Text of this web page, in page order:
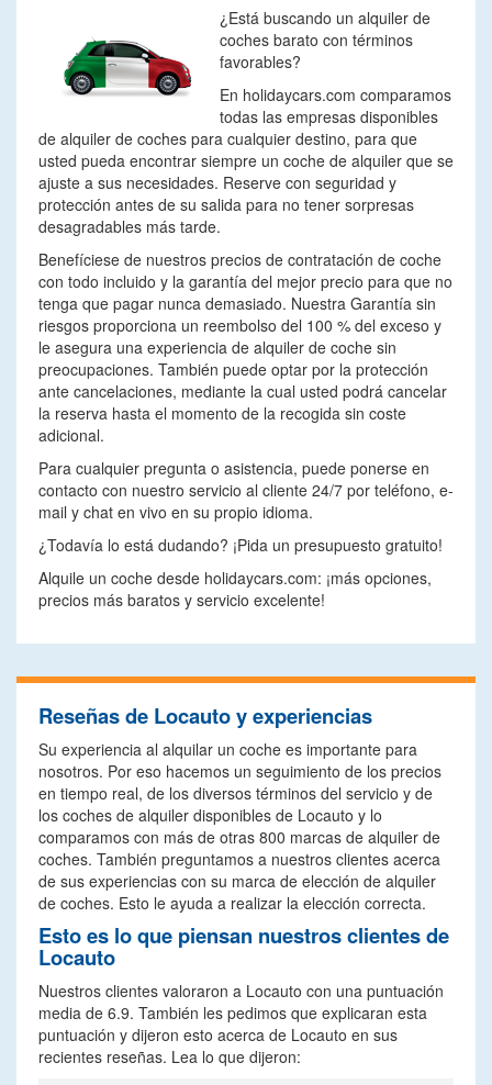
¿Está buscando un alquiler de
coches barato con términos
favorables?
En holidaycars.com comparamos
todas las empresas disponibles
de alquiler de coches para cualquier destino, para que
usted pueda encontrar siempre un coche de alquiler que se
ajuste a sus necesidades. Reserve con seguridad y
protección antes de su salida para no tener sorpresas
desagradables más tarde.
Benefíciese de nuestros precios de contratación de coche
con todo incluido y la garantía del mejor precio para que no
tenga que pagar nunca demasiado. Nuestra Garantía sin
riesgos proporciona un reembolso del 100 % del exceso y
le asegura una experiencia de alquiler de coche sin
preocupaciones. También puede optar por la protección
ante cancelaciones, mediante la cual usted podrá cancelar
la reserva hasta el momento de la recogida sin coste
adicional.
Para cualquier pregunta o asistencia, puede ponerse en
contacto con nuestro servicio al cliente 24/7 por teléfono, e-
mail y chat en vivo en su propio idioma.
¿Todavía lo está dudando? ¡Pida un presupuesto gratuito!
Alquile un coche desde holidaycars.com: ¡más opciones,
precios más baratos y servicio excelente!
Reseñas de Locauto y experiencias
Su experiencia al alquilar un coche es importante para
nosotros. Por eso hacemos un seguimiento de los precios
en tiempo real, de los diversos términos del servicio y de
los coches de alquiler disponibles de Locauto y lo
comparamos con más de otras 800 marcas de alquiler de
coches. También preguntamos a nuestros clientes acerca
de sus experiencias con su marca de elección de alquiler
de coches. Esto le ayuda a realizar la elección correcta.
Esto es lo que piensan nuestros clientes de
Locauto
Nuestros clientes valoraron a Locauto con una puntuación
media de 6.9. También les pedimos que explicaran esta
puntuación y dijeron esto acerca de Locauto en sus
recientes reseñas. Lea lo que dijeron: